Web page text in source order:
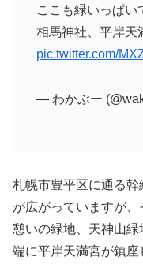
ここも緑いっぱい
相馬神社、平岸天
pic.twitter.com/
— わかぶー
札幌市豊平区に通る
が広がっていますが
憩いの緑地、天神山
端に平岸天満宮が鎮座